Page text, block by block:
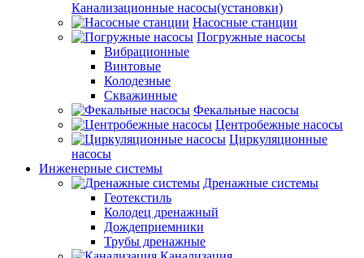
Канализационные насосы(установки)
Насосные станции
Погружные насосы
Вибрационные
Винтовые
Колодезные
Скважинные
Фекальные насосы
Центробежные насосы
Циркуляционные
насосы
Инженерные системы
Дренажные системы
Геотекстиль
Колодец дренажный
Дождеприемники
Трубы дренажные